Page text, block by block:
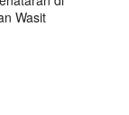
Wasit